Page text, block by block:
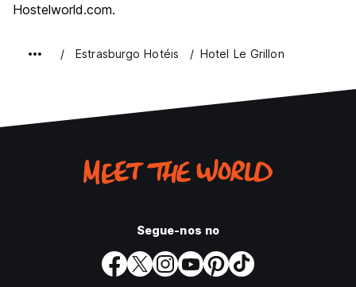
Hostelworld.com.
Estrasburgo Hotéis Hotel Le Grillon
Segue-nos no